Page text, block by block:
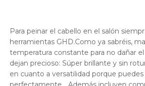
Para peinar el cabello en el salón
herramientas GHD.Como ya sabréis,
temperatura constante para no dañar el
dejan precioso: Súper brillante y sin
en cuanto a versatilidad porque puedes